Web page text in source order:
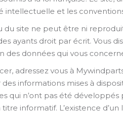
intellectuelle et les
du site ne peut être ni
ayants droit par écrit. Vous
des données qui vous
adressez vous à
informations mises à
qui n’ont pas été
titre informatif. L’existence